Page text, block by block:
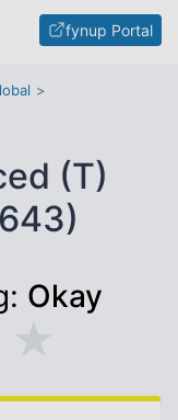
fynup Portal
(T)
Okay